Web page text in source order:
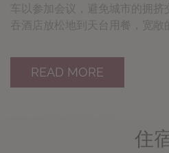
车以参加会议，避免城市的拥
吞酒店放松地到天台用餐，宽敞
READ MORE
住